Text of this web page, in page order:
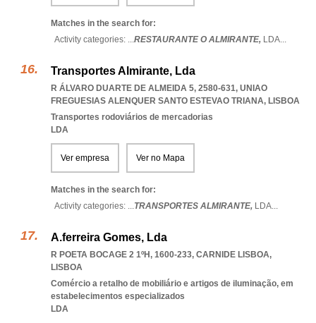
Matches in the search for:
Activity categories: ...RESTAURANTE O ALMIRANTE, LDA...
Transportes Almirante, Lda
R ÁLVARO DUARTE DE ALMEIDA 5, 2580-631, UNIAO
FREGUESIAS ALENQUER SANTO ESTEVAO TRIANA, LISBOA
Transportes rodoviários de mercadorias
LDA
Ver empresa Ver no Mapa
Matches in the search for:
Activity categories: ...TRANSPORTES ALMIRANTE, LDA...
A.ferreira Gomes, Lda
R POETA BOCAGE 2 1ºH, 1600-233, CARNIDE LISBOA,
LISBOA
Comércio a retalho de mobiliário e artigos de iluminação, em
estabelecimentos especializados
LDA